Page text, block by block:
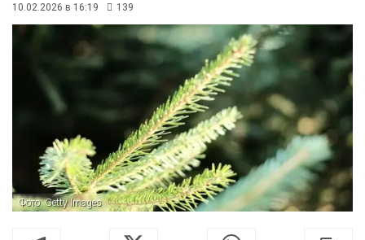
10.02.2026 в 16:19 139
Фото: Getty Images